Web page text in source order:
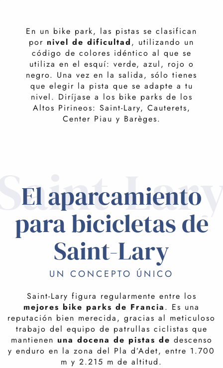
SAINT-LARY
CAUTERETS
BARÈGES
En un bike park, las pistas se clasifican
por nivel de dificultad, utilizando un
código de colores idéntico al que se
utiliza en el esquí: verde, azul, rojo o
negro. Una vez en la salida, sólo tienes
que elegir la pista que se adapte a tu
nivel. Diríjase a los bike parks de los
Altos Pirineos: Saint-Lary, Cauterets,
Center Piau y Barèges.
El aparcamiento
para bicicletas de
Saint-Lary
UN CONCEPTO ÚNICO
Saint-Lary figura regularmente entre los
mejores bike parks de Francia. Es una
reputación bien merecida, gracias al meticuloso
trabajo del equipo de patrullas ciclistas que
mantienen una docena de pistas de descenso
y enduro en la zona del Pla d’Adet, entre 1.700
m y 2.215 m de altitud.